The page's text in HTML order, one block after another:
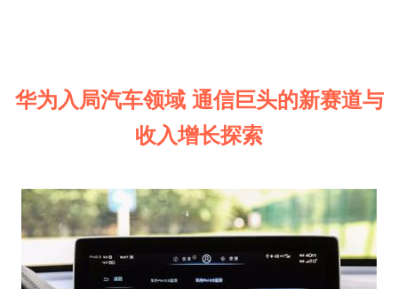
华为入局汽车领域 通信巨头的新赛道与
收入增长探索